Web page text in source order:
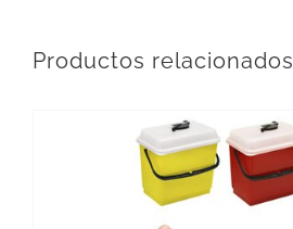
Productos relacionados